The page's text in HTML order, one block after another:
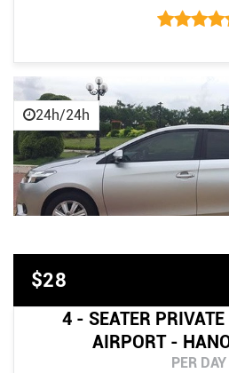
24h/24h
$28
4 - SEATER
AIRPORT -
PER DAY